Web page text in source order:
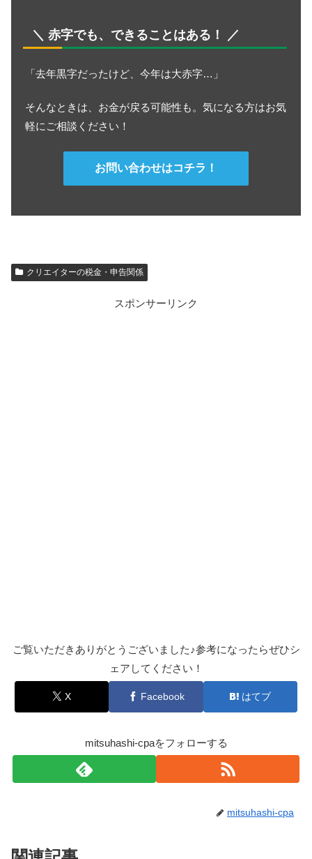
＼ 赤字でも、できることはある！ ／
「去年黒字だったけど、今年は大赤字…」
そんなときは、お金が戻る可能性も。気になる方はお気
軽にご相談ください！
お問い合わせはコチラ！
クリエイターの税金・申告関係
スポンサーリンク
ご覧いただきありがとうございました♪参考になったらぜひシ
ェアしてください！
X Facebook はてブ
mitsuhashi-cpaをフォローする
mitsuhashi-cpa